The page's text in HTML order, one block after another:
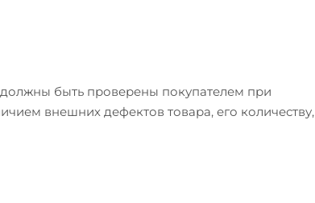
должны быть проверены покупателем при
внешних дефектов товара, его количеству,